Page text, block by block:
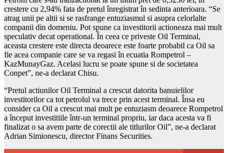
crestere cu 2,94% fata de pretul înregistrat în sedinta anterioara. “Se
atrag unii pe altii si se rasfrange entuziasmul si asupra celorlalte
companii din domeniu. Pot spune ca investitorii actioneaza mai mult
speculativ decat operational. În ceea ce priveste Oil Terminal,
aceasta crestere este directa deoarece este foarte probabil ca Oil sa
fie acea companie care se va regasi în ecuatia Rompetrol –
KazMunayGaz. Acelasi lucru se poate spune si de societatea
Conpet”, ne-a declarat Chisu.
“Pretul actiunilor Oil Terminal a crescut datorita banuielilor
investitorilor ca tot petrolul va trece prin acest terminal. Însa eu
consider ca Oil a crescut mai mult pe entuziasm deoarece Rompetrol
a început investitiile într-un terminal propriu, iar daca acesta va fi
finalizat o sa avem parte de corectii ale titlurilor Oil”, ne-a declarat
Adrian Simionescu, director Finans Securities.